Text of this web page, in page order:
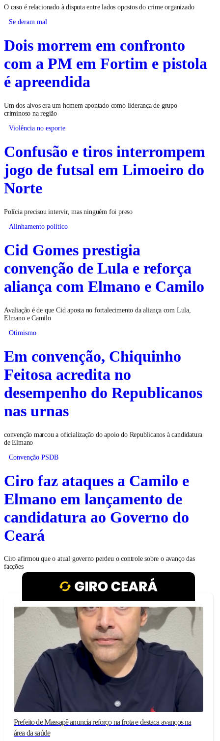
O caso é relacionado à disputa entre lados opostos do crime organizado
Se deram mal
Dois morrem em confronto
com a PM em Fortim e pistola
é apreendida
Um dos alvos era um homem apontado como liderança de grupo
criminoso na região
Violência no esporte
Confusão e tiros interrompem
jogo de futsal em Limoeiro do
Norte
Polícia precisou intervir, mas ninguém foi preso
Alinhamento político
Cid Gomes prestigia
convenção de Lula e reforça
aliança com Elmano e Camilo
Avaliação é de que Cid aposta no fortalecimento da aliança com Lula,
Elmano e Camilo
Otimismo
Em convenção, Chiquinho
Feitosa acredita no
desempenho do Republicanos
nas urnas
convenção marcou a oficialização do apoio do Republicanos à candidatura
de Elmano
Convenção PSDB
Ciro faz ataques a Camilo e
Elmano em lançamento de
candidatura ao Governo do
Ceará
Ciro afirmou que o atual governo perdeu o controle sobre o avanço das
facções
Prefeito de Massapê anuncia reforço na frota e destaca avanços na
área da saúde